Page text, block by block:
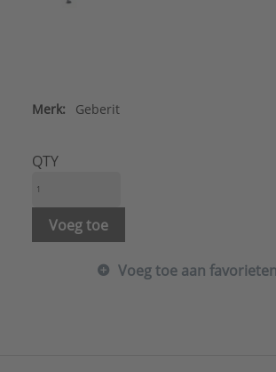
Merk: Geberit
QTY
Voeg toe
Voeg toe aan